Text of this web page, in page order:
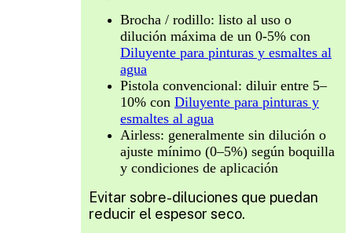
Brocha / rodillo: listo al uso o
dilución máxima de un 0-5% con
Diluyente para pinturas y esmaltes al
agua
Pistola convencional: diluir entre 5–
10% con Diluyente para pinturas y
esmaltes al agua
Airless: generalmente sin dilución o
ajuste mínimo (0–5%) según boquilla
y condiciones de aplicación
Evitar sobre-diluciones que puedan
reducir el espesor seco.